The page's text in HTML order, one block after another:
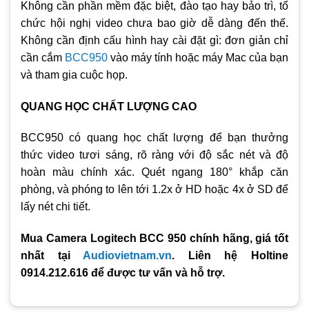
Không cần phần mềm đặc biệt, đào tạo hay bảo trì, tổ
chức hội nghị video chưa bao giờ dễ dàng đến thế.
Không cần định cấu hình hay cài đặt gì: đơn giản chỉ
cần cắm BCC950 vào máy tính hoặc máy Mac của bạn
và tham gia cuộc họp.
QUANG HỌC CHẤT LƯỢNG CAO
BCC950 có quang học chất lượng để bạn thưởng
thức video tươi sáng, rõ ràng với độ sắc nét và độ
hoàn màu chính xác. Quét ngang 180° khắp căn
phòng, và phóng to lên tới 1.2x ở HD hoặc 4x ở SD để
lấy nét chi tiết.
Mua Camera Logitech BCC 950 chính hãng, giá tốt
nhất tạiAudiovietnam.vn. Liên hệ Holtine
0914.212.616 để được tư vấn và hỗ trợ.